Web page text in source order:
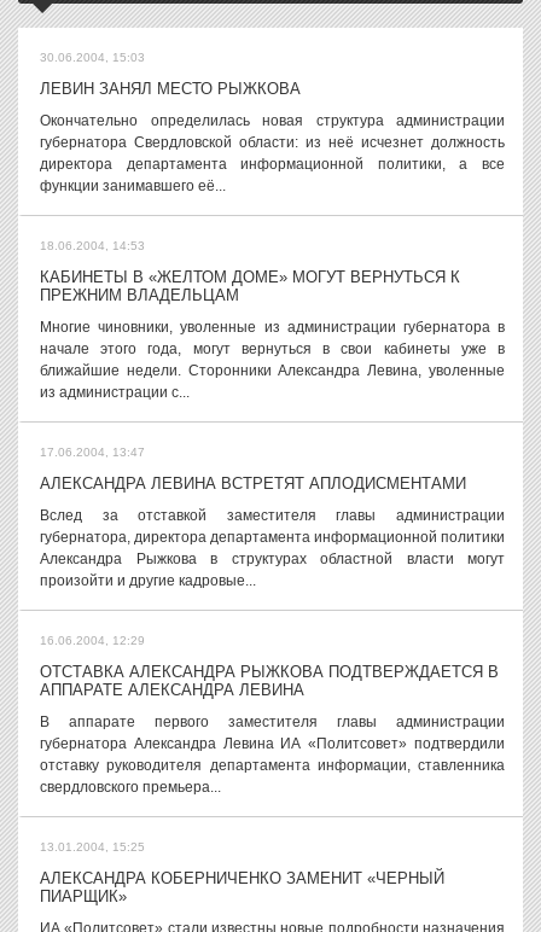
30.06.2004, 15:03
ЛЕВИН ЗАНЯЛ МЕСТО РЫЖКОВА
Окончательно определилась новая структура администрации
губернатора Свердловской области: из неё исчезнет должность
директора департамента информационной политики, а все
функции занимавшего её...
18.06.2004, 14:53
КАБИНЕТЫ В «ЖЕЛТОМ ДОМЕ» МОГУТ ВЕРНУТЬСЯ К
ПРЕЖНИМ ВЛАДЕЛЬЦАМ
Многие чиновники, уволенные из администрации губернатора в
начале этого года, могут вернуться в свои кабинеты уже в
ближайшие недели. Сторонники Александра Левина, уволенные
из администрации с...
17.06.2004, 13:47
АЛЕКСАНДРА ЛЕВИНА ВСТРЕТЯТ АПЛОДИСМЕНТАМИ
Вслед за отставкой заместителя главы администрации
губернатора, директора департамента информационной политики
Александра Рыжкова в структурах областной власти могут
произойти и другие кадровые...
16.06.2004, 12:29
ОТСТАВКА АЛЕКСАНДРА РЫЖКОВА ПОДТВЕРЖДАЕТСЯ В
АППАРАТЕ АЛЕКСАНДРА ЛЕВИНА
В аппарате первого заместителя главы администрации
губернатора Александра Левина ИА «Политсовет» подтвердили
отставку руководителя департамента информации, ставленника
свердловского премьера...
13.01.2004, 15:25
АЛЕКСАНДРА КОБЕРНИЧЕНКО ЗАМЕНИТ «ЧЕРНЫЙ
ПИАРЩИК»
ИА «Политсовет» стали известны новые подробности назначения